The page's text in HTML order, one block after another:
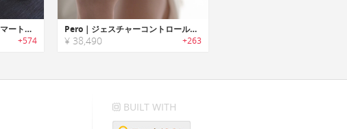
CliQ｜様々なデバイスをスマート化するボタン型スマートワイヤレスセンサー「クリック」
+574
Pero｜ジェスチャーコントロール機能搭載ウェアラブルマウス「ペロ」
¥ 38,490 +263
BUILT WITH